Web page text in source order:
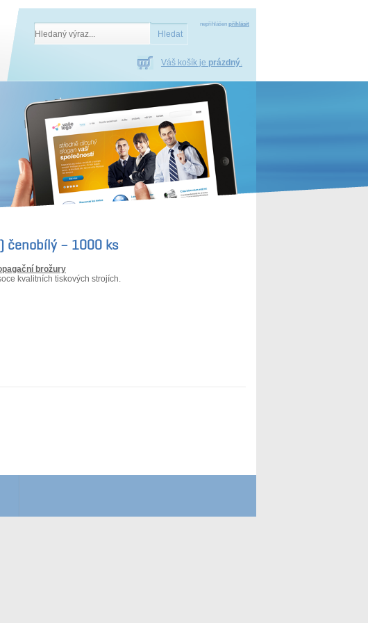
Váš košík je prázdný.
nepřihlášen přihlásit
čenobílý – 1000 ks
brožury
kvalitních tiskových strojích.